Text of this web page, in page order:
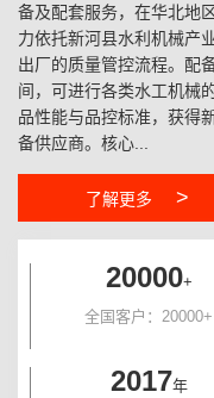
备及配套服务，在华北地
力依托新河县水利机械产
出厂的质量管控流程。配
间，可进行各类水工机械
品性能与品控标准，获得
备供应商。核心...
了解更多 >
20000+
全国客户：20000+
2017年